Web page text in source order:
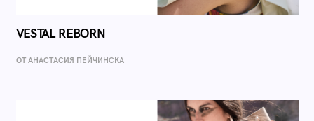
VESTAL REBORN
ОТ AНАСТАСИЯ ПЕЙЧИНСКА